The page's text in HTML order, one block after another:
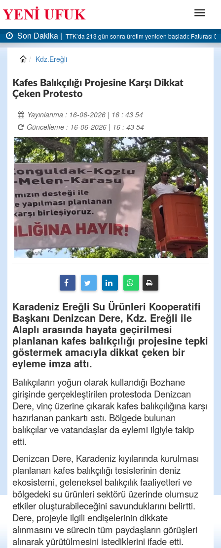
Menü
Son Dakika | AK Parti Ereğli İlçe Başkanlığı’ndan belediyeye sert
Kdz.Ereğli
Kafes Balıkçılığı Projesine Karşı Dikkat
Çeken Protesto
Yayınlanma : 16-06-2026 | 16 : 43 54
Güncelleme : 16-06-2026 | 16 : 43 54
Karadeniz Ereğli Su Ürünleri Kooperatifi
Başkanı Denizcan Dere, Kdz. Ereğli ile
Alaplı arasında hayata geçirilmesi
planlanan kafes balıkçılığı projesine tepki
göstermek amacıyla dikkat çeken bir
eyleme imza attı.
Balıkçıların yoğun olarak kullandığı Bozhane
girişinde gerçekleştirilen protestoda Denizcan
Dere, vinç üzerine çıkarak kafes balıkçılığına karşı
hazırlanan pankartı astı. Bölgede bulunan
balıkçılar ve vatandaşlar da eylemi ilgiyle takip
etti.
Denizcan Dere, Karadeniz kıyılarında kurulması
planlanan kafes balıkçılığı tesislerinin deniz
ekosistemi, geleneksel balıkçılık faaliyetleri ve
bölgedeki su ürünleri sektörü üzerinde olumsuz
etkiler oluşturabileceğini savunduklarını belirtti.
Dere, projeyle ilgili endişelerinin dikkate
alınmasını ve sürecin tüm paydaşların görüşleri
alınarak yürütülmesini istediklerini ifade etti.